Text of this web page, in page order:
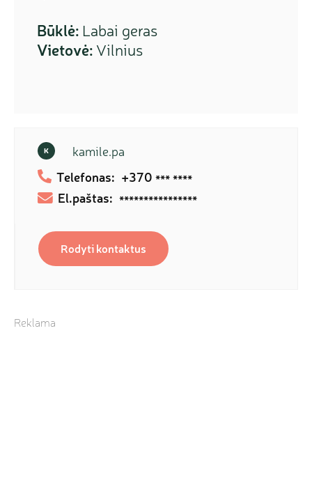
Būklė: Labai geras
Vietovė: Vilnius
K kamile.pa
Telefonas: +370 *** ****
El.paštas: ****************
Rodyti kontaktus
Reklama